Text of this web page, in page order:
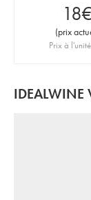
18
(prix
Prix à l'unité
IDEALWINE